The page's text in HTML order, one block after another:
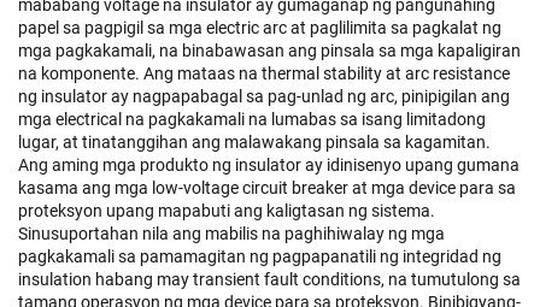
mababang voltage na insulator ay gumaganap ng pangunahing
papel sa pagpigil sa mga electric arc at paglilimita sa pagkalat ng
mga pagkakamali, na binabawasan ang pinsala sa mga kapaligiran
na komponente. Ang mataas na thermal stability at arc resistance
ng insulator ay nagpapabagal sa pag-unlad ng arc, pinipigilan ang
mga electrical na pagkakamali na lumabas sa isang limitadong
lugar, at tinatanggihan ang malawakang pinsala sa kagamitan.
Ang aming mga produkto ng insulator ay idinisenyo upang gumana
kasama ang mga low-voltage circuit breaker at mga device para sa
proteksyon upang mapabuti ang kaligtasan ng sistema.
Sinusuportahan nila ang mabilis na paghihiwalay ng mga
pagkakamali sa pamamagitan ng pagpapanatili ng integridad ng
insulation habang may transient fault conditions, na tumutulong sa
tamang operasyon ng mga device para sa proteksyon. Binibigyang-